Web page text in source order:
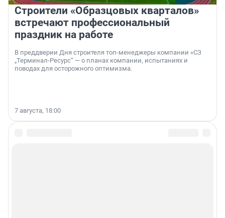
Строители «Образцовых кварталов»
встречают профессиональный
праздник на работе
В преддверии Дня строителя топ-менеджеры компании «СЗ
„Терминал-Ресурс“ — о планах компании, испытаниях и
поводах для осторожного оптимизма.
7 августа, 18:00